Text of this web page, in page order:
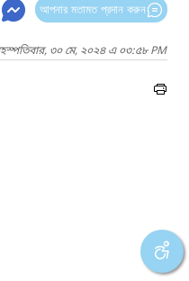
আপনার মতামত প্রদান করুন
৩০ মে, ২০২৪ এ ০৩:৫৮ PM